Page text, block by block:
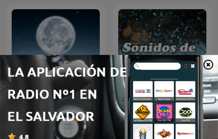
Meditación para dormir Sonidos de Lluvia